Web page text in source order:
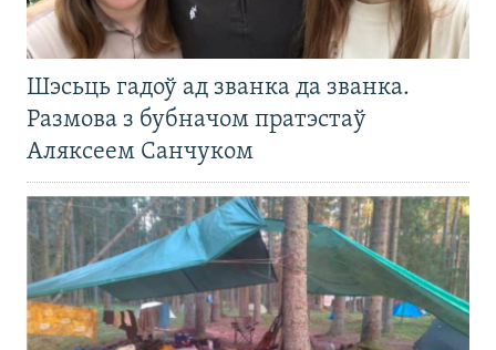
Шэсьць гадоў ад званка да званка.
Размова з бубначом пратэстаў
Аляксеем Санчуком